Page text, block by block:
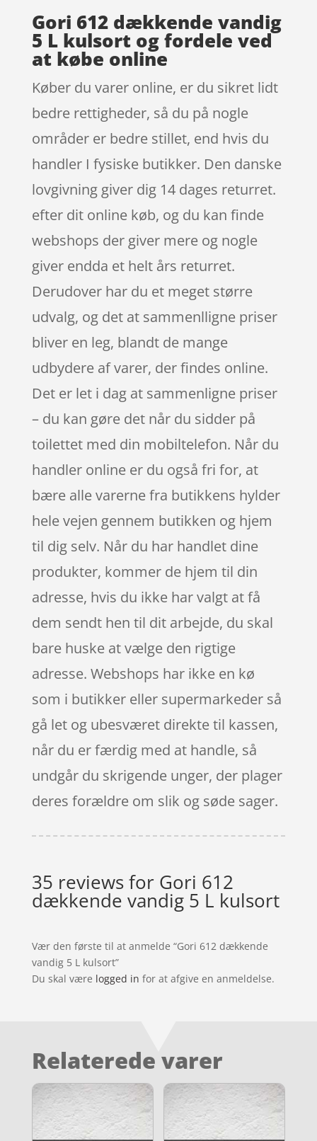
Gori 612 dækkende vandig
5 L kulsort og fordele ved
at købe online
Køber du varer online, er du sikret lidt
bedre rettigheder, så du på nogle
områder er bedre stillet, end hvis du
handler I fysiske butikker. Den danske
lovgivning giver dig 14 dages returret.
efter dit online køb, og du kan finde
webshops der giver mere og nogle
giver endda et helt års returret.
Derudover har du et meget større
udvalg, og det at sammenlligne priser
bliver en leg, blandt de mange
udbydere af varer, der findes online.
Det er let i dag at sammenligne priser
– du kan gøre det når du sidder på
toilettet med din mobiltelefon. Når du
handler online er du også fri for, at
bære alle varerne fra butikkens hylder
hele vejen gennem butikken og hjem
til dig selv. Når du har handlet dine
produkter, kommer de hjem til din
adresse, hvis du ikke har valgt at få
dem sendt hen til dit arbejde, du skal
bare huske at vælge den rigtige
adresse. Webshops har ikke en kø
som i butikker eller supermarkeder så
gå let og ubesværet direkte til kassen,
når du er færdig med at handle, så
undgår du skrigende unger, der plager
deres forældre om slik og søde sager.
35 reviews for Gori 612
dækkende vandig 5 L kulsort
Vær den første til at anmelde “Gori 612 dækkende
vandig 5 L kulsort”
Du skal være logged in for at afgive en anmeldelse.
Relaterede varer